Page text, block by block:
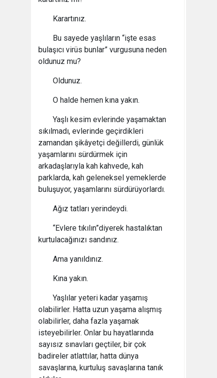
Karartınız.
Bu sayede yaşlıların “işte esas
bulaşıcı virüs bunlar” vurgusuna neden
oldunuz mu?
Oldunuz.
O halde hemen kına yakın.
Yaşlı kesim evlerinde yaşamaktan
sıkılmadı, evlerinde geçirdikleri
zamandan şikâyetçi değillerdi, günlük
yaşamlarını sürdürmek için
arkadaşlarıyla kah kahvede, kah
parklarda, kah geleneksel yemeklerde
buluşuyor, yaşamlarını sürdürüyorlardı.
Ağız tatları yerindeydi.
“Evlere tıkılın”diyerek hastalıktan
kurtulacağınızı sandınız.
Ama yanıldınız.
Kına yakın.
Yaşlılar yeteri kadar yaşamış
olabilirler. Hatta uzun yaşama alışmış
olabilirler, daha fazla yaşamak
isteyebilirler. Onlar bu hayatlarında
sayısız sınavları geçtiler, bir çok
badireler atlattılar, hatta dünya
savaşlarına, kurtuluş savaşlarına tanık